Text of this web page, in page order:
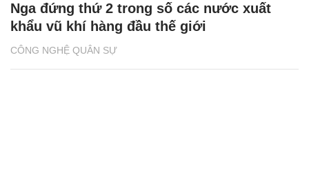
CÔNG NGHỆ QUÂN SỰ
Nga đứng thứ 2 trong số các nước xuất
khẩu vũ khí hàng đầu thế giới